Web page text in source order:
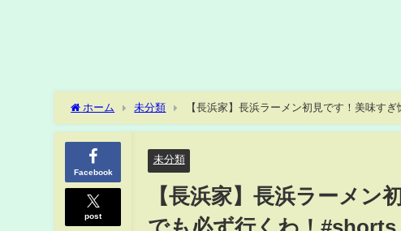
ホーム 未分類 【長浜家】長浜ラーメン初見です！美味す
Facebook
post
未分類
【長浜家】長浜ラーメン
でも必ず行くわ！#shorts